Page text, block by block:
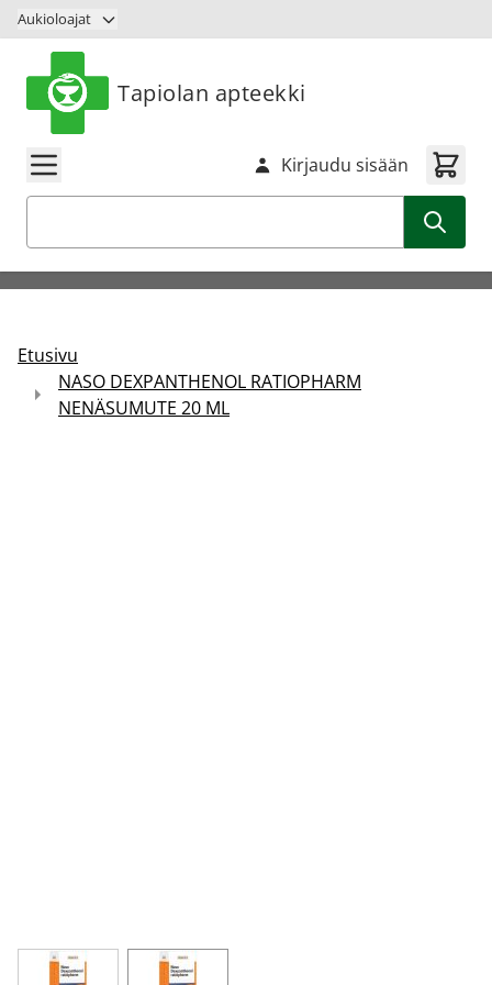
Siirry sisältöön
Aukioloajat
Tapiolan apteekki
Kirjaudu sisään
Etusivu
NASO DEXPANTHENOL RATIOPHARM
NENÄSUMUTE 20 ML
View larger imageView larger image